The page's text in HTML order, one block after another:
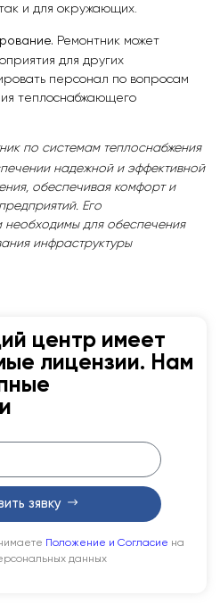
и для окружающих.
Ремонтник может
для других
персонал по вопросам
теплоснабжающего
по системам теплоснабжения
надежной и эффективной
обеспечивая комфорт и
Его
для обеспечения
инфраструктуры
центр имеет
лицензии. Нам
зявку
Положение и Согласие на
данных